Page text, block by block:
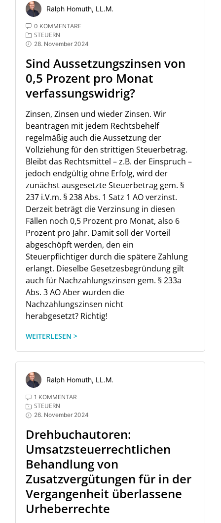
Ralph Homuth, LL.M.
0 KOMMENTARE
STEUERN
28. November 2024
Sind Aussetzungszinsen von
0,5 Prozent pro Monat
verfassungswidrig?
Zinsen, Zinsen und wieder Zinsen. Wir
beantragen mit jedem Rechtsbehelf
regelmäßig auch die Aussetzung der
Vollziehung für den strittigen Steuerbetrag.
Bleibt das Rechtsmittel – z.B. der Einspruch –
jedoch endgültig ohne Erfolg, wird der
zunächst ausgesetzte Steuerbetrag gem. §
237 i.V.m. § 238 Abs. 1 Satz 1 AO verzinst.
Derzeit beträgt die Verzinsung in diesen
Fällen noch 0,5 Prozent pro Monat, also 6
Prozent pro Jahr. Damit soll der Vorteil
abgeschöpft werden, den ein
Steuerpflichtiger durch die spätere Zahlung
erlangt. Dieselbe Gesetzesbegründung gilt
auch für Nachzahlungszinsen gem. § 233a
Abs. 3 AO Aber wurden die
Nachzahlungszinsen nicht
herabgesetzt? Richtig!
WEITERLESEN >
Ralph Homuth, LL.M.
1 KOMMENTAR
STEUERN
26. November 2024
Drehbuchautoren:
Umsatzsteuerrechtlichen
Behandlung von
Zusatzvergütungen für in der
Vergangenheit überlassene
Urheberrechte